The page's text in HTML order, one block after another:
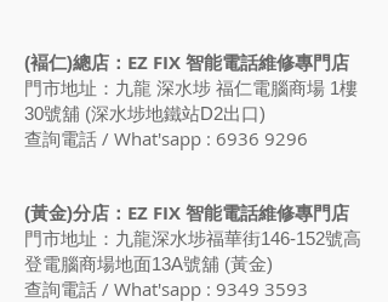
(褔仁)總店 ：EZ FIX 智能電話維修專門店
門市地址：九龍 深水埗 福仁電腦商場 1樓
30號舖 (深水埗地鐵站D2出口)
查詢電話 / What'sapp : 6936 9296
(黃金)分店 ：EZ FIX 智能電話維修專門店
門市地址：九龍深水埗福華街146-152號高
登電腦商場地面13A號舖 (黃金)
查詢電話 / What'sapp : 9349 3593